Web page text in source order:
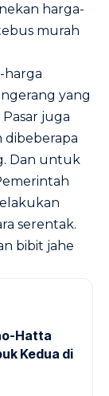
harga-
murah
harga
yang
juga
Dan untuk
serentak.
bibit jahe
Hatta
Kedua di